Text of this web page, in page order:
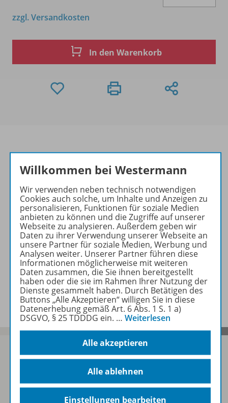
zzgl. Versandkosten
In den Warenkorb
Produktinformationen
Beschreibung
Zugehörige Produkte
Benachrichtigungs-Service
Willkommen bei Westermann
Wir verwenden neben technisch notwendigen
Cookies auch solche, um Inhalte und Anzeigen zu
personalisieren, Funktionen für soziale Medien
anbieten zu können und die Zugriffe auf unserer
Webseite zu analysieren. Außerdem geben wir
Daten zu ihrer Verwendung unserer Webseite an
unsere Partner für soziale Medien, Werbung und
Analysen weiter. Unserer Partner führen diese
Informationen möglicherweise mit weiteren
Daten zusammen, die Sie ihnen bereitgestellt
haben oder die sie im Rahmen Ihrer Nutzung der
Dienste gesammelt haben. Durch Betätigen des
Buttons „Alle Akzeptieren“ willigen Sie in diese
Datenerhebung gemäß Art. 6 Abs. 1 S. 1 a)
DSGVO, § 25 TDDDG ein. … Weiterlesen
Alle akzeptieren
Alle ablehnen
Einstellungen bearbeiten